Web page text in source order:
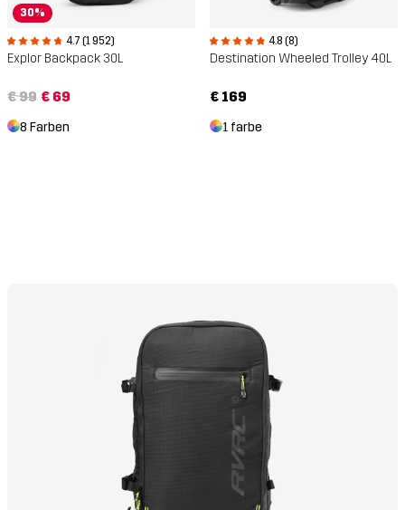
30%
4.7 (1 952)
Explor Backpack 30L
€ 99 € 69
8 Farben
4.8 (8)
Destination Wheeled Trolley 40L
€ 169
1 farbe